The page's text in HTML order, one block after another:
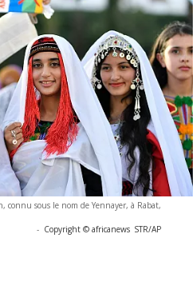
connu sous le nom de Yennayer, à Rabat,
- Copyright © africanews STR/AP